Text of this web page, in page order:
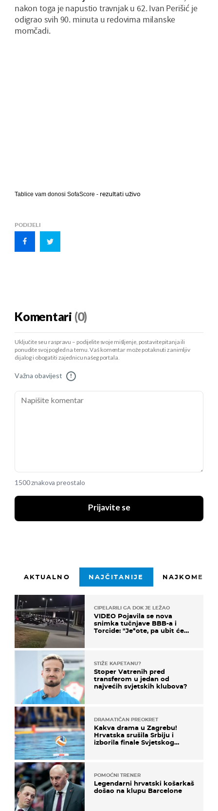
nakon toga je napustio travnjak u 62. Ivan Perišić je
odigrao svih 90. minuta u redovima milanske
momčadi.
Tablice vam donosi SofaScore - rezultati uživo
PODIJELI
Komentari (0)
Uključite se u raspravu – podijelite svoje mišljenje, postavite pitanja ili
ponudite svoj pogled na temu. Vaš komentar može potaknuti zanimljiv
dijalog i obogatiti zajednicu našeg portala.
Važna obavijest !
1500 znakova preostalo
Prijavite se
AKTUALNO NAJČITANIJE
CIPELARILI GA DOK JE LEŽAO
VIDEO Pojavila se nova
snimka tučnjave BBB-a i
Torcide: "Je*ote, pa ubit će
STIŽE KAPETANU?
Stoper Vatrenih pred
transferom u jedan od
najvećih svjetskih klubova?
DRAMATIČAN PREOKRET
Kakva drama u Zagrebu!
Hrvatska srušila Srbiju i
izborila finale Svjetskog
POMOĆNI TRENER
Legendarni hrvatski košarkaš
došao na klupu Barcelone